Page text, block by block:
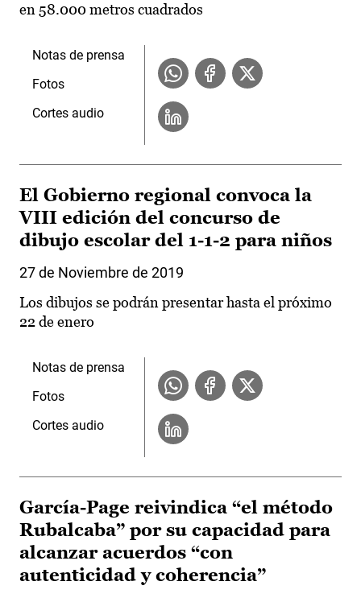
en 58.000 metros cuadrados
Notas de prensa
Fotos
Cortes audio
El Gobierno regional convoca la
VIII edición del concurso de
dibujo escolar del 1-1-2 para niños
27 de Noviembre de 2019
Los dibujos se podrán presentar hasta el próximo
22 de enero
Notas de prensa
Fotos
Cortes audio
García-Page reivindica “el método
Rubalcaba” por su capacidad para
alcanzar acuerdos “con
autenticidad y coherencia”